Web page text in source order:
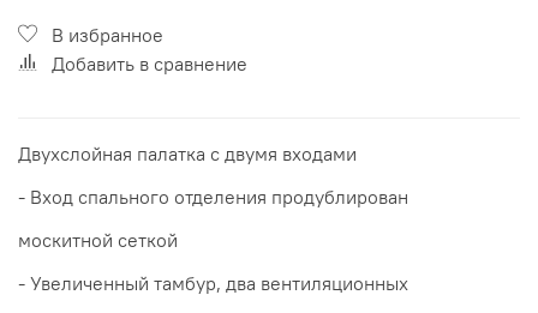
В избранное
Добавить в сравнение
Двухслойная палатка с двумя входами
- Вход спального отделения продублирован
москитной сеткой
- Увеличенный тамбур, два вентиляционных